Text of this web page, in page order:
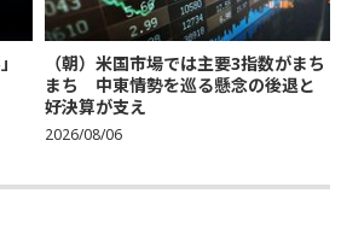
（朝）米国市場では主要3指数がまち
まち 中東情勢を巡る懸念の後退と
好決算が支え
2026/08/06